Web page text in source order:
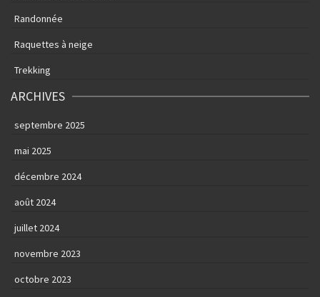
Randonnée
Raquettes à neige
Trekking
ARCHIVES
septembre 2025
mai 2025
décembre 2024
août 2024
juillet 2024
novembre 2023
octobre 2023